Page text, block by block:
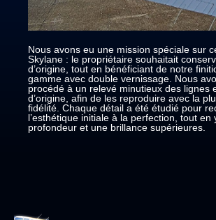
Nous avons eu une mission spéciale sur
Skylane : le propriétaire souhaitait
d’origine, tout en bénéficiant de notre
gamme avec double vernissage. Nous
procédé à un relevé minutieux des lignes
d’origine, afin de les reproduire avec la
fidélité. Chaque détail a été étudié pour
l’esthétique initiale à la perfection, tout en
profondeur et une brillance supérieures.